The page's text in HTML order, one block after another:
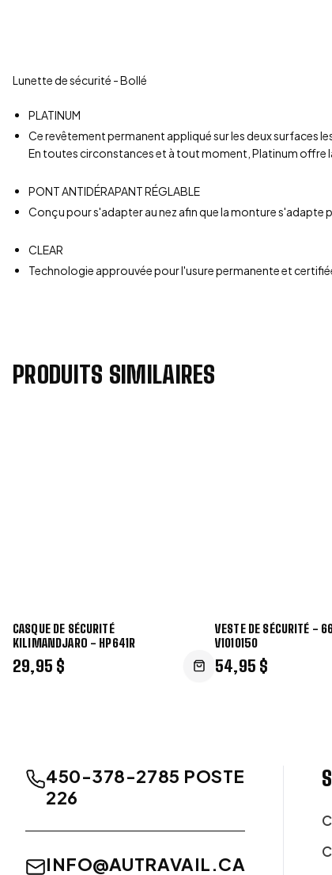
Lunette de sécurité - Bollé
PLATINUM
Ce revêtement permanent appliqué sur les deux surfaces
En toutes circonstances et à tout moment, Platinum offre
PONT ANTIDÉRAPANT RÉGLABLE
Conçu pour s'adapter au nez afin que la monture s'adapte
CLEAR
Technologie approuvée pour l'usure permanente et
PRODUITS SIMILAIRES
CASQUE DE SÉCURITÉ
KILIMANDJARO - HP641R
29,95 $
VESTE DE SÉCURITÉ -
V1010150
54,95 $
450-378-2785 POSTE
226
INFO@AUTRAVAIL.CA